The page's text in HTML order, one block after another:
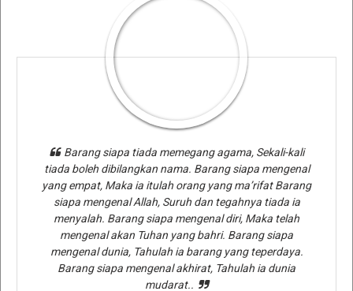
Barang siapa tiada memegang agama, Sekali-kali
tiada boleh dibilangkan nama. Barang siapa mengenal
yang empat, Maka ia itulah orang yang ma’rifat Barang
siapa mengenal Allah, Suruh dan tegahnya tiada ia
menyalah. Barang siapa mengenal diri, Maka telah
mengenal akan Tuhan yang bahri. Barang siapa
mengenal dunia, Tahulah ia barang yang teperdaya.
Barang siapa mengenal akhirat, Tahulah ia dunia
mudarat..